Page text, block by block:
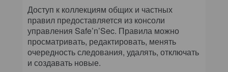
Доступ к коллекциям общих и частных
правил предоставляется из консоли
управления Safe’n’Sec. Правила можно
просматривать, редактировать, менять
очередность следования, удалять, отключать
и создавать новые.